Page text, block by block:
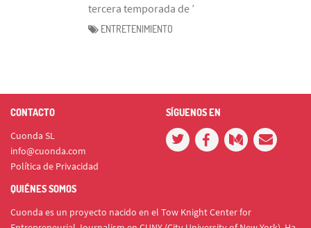
tercera temporada de ’
ENTRETENIMIENTO
CONTACTO
Cuonda SL
info@cuonda.com
Política de Privacidad
SÍGUENOS EN
QUIÉNES SOMOS
Cuonda es un proyecto nacido en el Tow Knight Center for